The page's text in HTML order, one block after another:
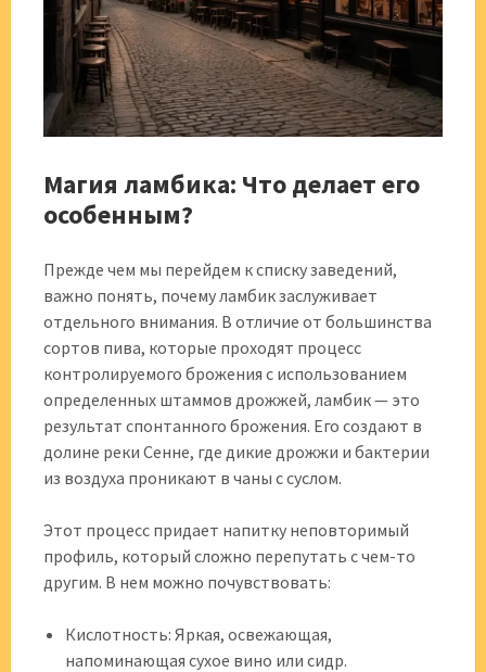
Магия ламбика: Что делает его
особенным?
Прежде чем мы перейдем к списку заведений,
важно понять, почему ламбик заслуживает
отдельного внимания. В отличие от большинства
сортов пива, которые проходят процесс
контролируемого брожения с использованием
определенных штаммов дрожжей, ламбик — это
результат спонтанного брожения. Его создают в
долине реки Сенне, где дикие дрожжи и бактерии
из воздуха проникают в чаны с суслом.
Этот процесс придает напитку неповторимый
профиль, который сложно перепутать с чем-то
другим. В нем можно почувствовать:
Кислотность: Яркая, освежающая,
напоминающая сухое вино или сидр.